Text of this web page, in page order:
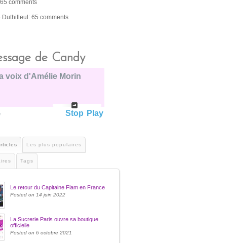
comments
Duthilleul: 65 comments
de Candy
voix d'Amélie Morin
Play
Stop
Les plus populaires
Tags
Le retour du Capitaine Flam en France
Posted on 14 juin 2022
La Sucrerie Paris ouvre sa boutique
officielle
Posted on 6 octobre 2021